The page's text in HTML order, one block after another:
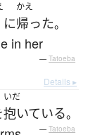
に
かえ
帰った。
in her
— Tatoeba
Details ▸
いだ
抱いている。
— Tatoeba